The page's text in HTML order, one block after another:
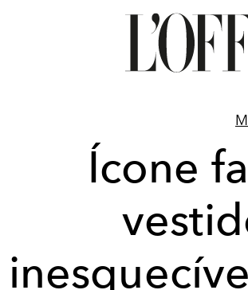
Ícone